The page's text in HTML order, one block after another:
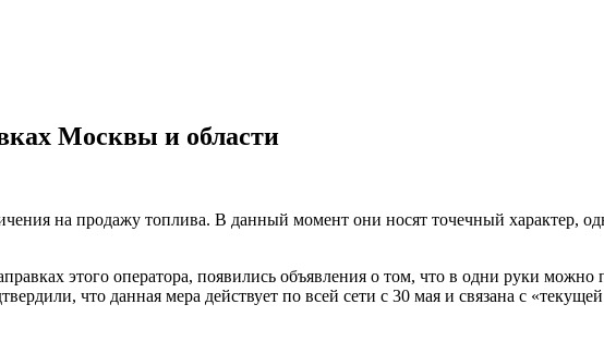
Москвы и области
на продажу топлива. В данный момент они носят точечный характер,
этого оператора, появились объявления о том, что в одни руки можно
что данная мера действует по всей сети с 30 мая и связана с